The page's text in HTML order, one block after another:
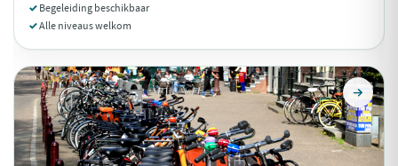
Begeleiding beschikbaar
Alle niveaus welkom